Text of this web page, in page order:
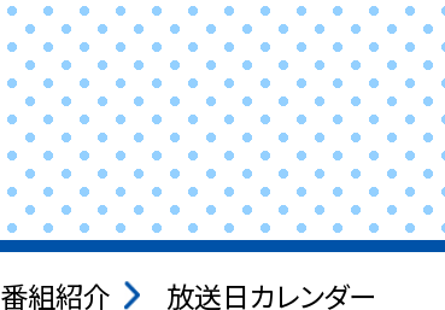
番組紹介 放送日カレンダー